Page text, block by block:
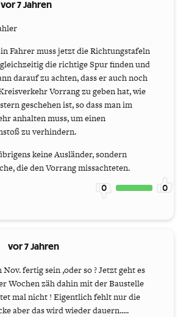
vor 7 Jahren
Fahrer muss jetzt die Richtungstafeln
die richtige Spur finden und
darauf zu achten, dass er auch noch
Vorrang zu geben hat, wie
geschehen ist, so dass man im
anhalten muss, um einen
zu verhindern.
keine Ausländer, sondern
die den Vorrang missachteten.
0 0
vor 7 Jahren
fertig sein ,oder so ? Jetzt geht es
Wochen zäh dahin mit der Baustelle
mal nicht ! Eigentlich fehlt nur die
aber das wird wieder dauern.....